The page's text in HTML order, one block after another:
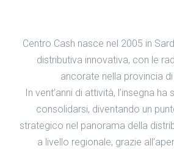
Azienda
Centro Cash nasce nel 2005 in
distributiva innovativa, con le
ancorate nella provincia
In vent’anni di attività, l’insegna
consolidarsi, diventando un
strategico nel panorama della
a livello regionale, grazie